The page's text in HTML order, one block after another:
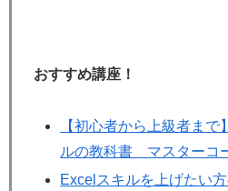
おすすめ講座！
【初心者から上級者ま
ルの教科書 マスターコ
Excelスキルを上げたい